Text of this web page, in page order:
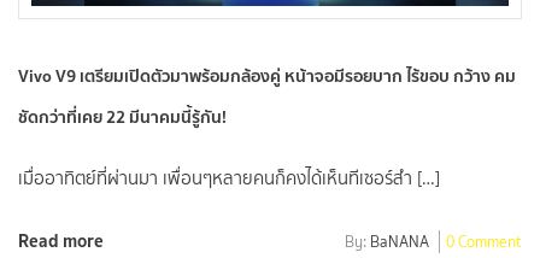
Vivo V9 เตรียมเปิดตัวมาพร้อมกล้องคู่ หน้าจอมีรอยบาก ไร้ขอบ กว้าง คม
ชัดกว่าที่เคย 22 มีนาคมนี้รู้กัน!
เมื่ออาทิตย์ที่ผ่านมา เพื่อนๆหลายคนก็คงได้เห็นทีเซอร์สำ […]
Read more By: BaNANA 0 Comment